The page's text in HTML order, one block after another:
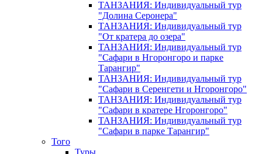
ТАНЗАНИЯ: Индивидуальный тур
"Долина Серонера"
ТАНЗАНИЯ: Индивидуальный тур
"От кратера до озера"
ТАНЗАНИЯ: Индивидуальный тур
"Сафари в Нгоронгоро и парке
Тарангир"
ТАНЗАНИЯ: Индивидуальный тур
"Сафари в Серенгети и Нгоронгоро"
ТАНЗАНИЯ: Индивидуальный тур
"Сафари в кратере Нгоронгоро"
ТАНЗАНИЯ: Индивидуальный тур
"Сафари в парке Тарангир"
Того
Туры